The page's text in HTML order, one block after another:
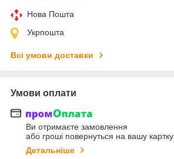
Нова Пошта
Укрпошта
Всі умови доставки
Умови оплати
Ви отримаєте замовлення
або гроші повернуться на вашу картку
Детальніше